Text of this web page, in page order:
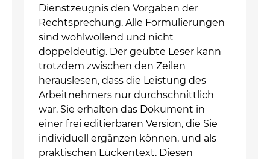
Dienstzeugnis den Vorgaben der
Rechtsprechung. Alle Formulierungen
sind wohlwollend und nicht
doppeldeutig. Der geübte Leser kann
trotzdem zwischen den Zeilen
herauslesen, dass die Leistung des
Arbeitnehmers nur durchschnittlich
war. Sie erhalten das Dokument in
einer frei editierbaren Version, die Sie
individuell ergänzen können, und als
praktischen Lückentext. Diesen